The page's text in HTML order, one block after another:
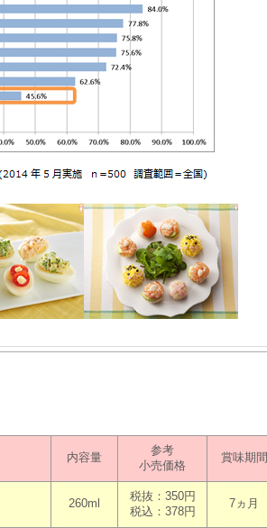
内容量
参考
小売価格
賞味期間
260ml
税抜：350円
税込：378円
7ヵ月